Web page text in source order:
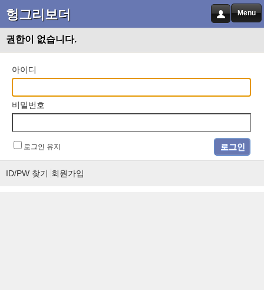
헝그리보더 Menu
권한이 없습니다.
아이디
비밀번호
로그인 유지
ID/PW 찾기 회원가입